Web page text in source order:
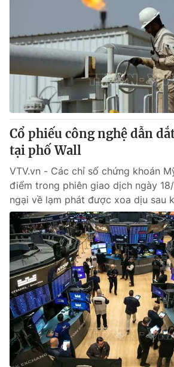
Cổ phiếu công nghệ dẫn
tại phố Wall
VTV.vn - Các chỉ số chứng khoán
điểm trong phiên giao dịch ngày
ngại về lạm phát được xoa dịu sau